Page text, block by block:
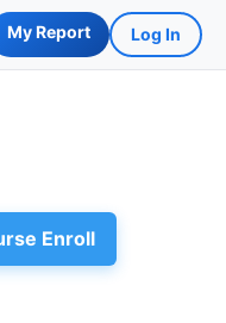
My Report Log In
Enroll